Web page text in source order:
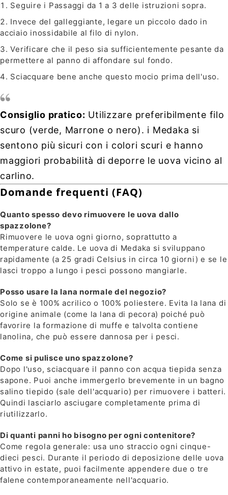
Seguire i Passaggi da 1 a 3 delle istruzioni sopra.
Invece del galleggiante, legare un piccolo dado in
acciaio inossidabile al filo di nylon.
Verificare che il peso sia sufficientemente pesante da
permettere al panno di affondare sul fondo.
Sciacquare bene anche questo mocio prima dell'uso.
Consiglio pratico: Utilizzare preferibilmente filo
scuro (verde, Marrone o nero). i Medaka si
sentono più sicuri con i colori scuri e hanno
maggiori probabilità di deporre le uova vicino al
carlino.
Domande frequenti (FAQ)
Quanto spesso devo rimuovere le uova dallo
spazzolone?
Rimuovere le uova ogni giorno, soprattutto a
temperature calde. Le uova di Medaka si sviluppano
rapidamente (a 25 gradi Celsius in circa 10 giorni) e se le
lasci troppo a lungo i pesci possono mangiarle.
Posso usare la lana normale del negozio?
Solo se è 100% acrilico o 100% poliestere. Evita la lana di
origine animale (come la lana di pecora) poiché può
favorire la formazione di muffe e talvolta contiene
lanolina, che può essere dannosa per i pesci.
Come si pulisce uno spazzolone?
Dopo l'uso, sciacquare il panno con acqua tiepida senza
sapone. Puoi anche immergerlo brevemente in un bagno
salino tiepido (sale dell'acquario) per rimuovere i batteri.
Quindi lasciarlo asciugare completamente prima di
riutilizzarlo.
Di quanti panni ho bisogno per ogni contenitore?
Come regola generale: usa uno straccio ogni cinque-
dieci pesci. Durante il periodo di deposizione delle uova
attivo in estate, puoi facilmente appendere due o tre
falene contemporaneamente nell'acquario.